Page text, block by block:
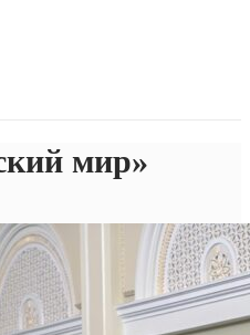
мир»